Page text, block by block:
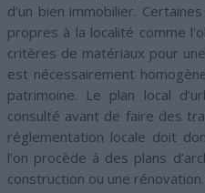
d’un bien immobilier.
propres à la localité comme
critères de matériaux pour
est nécessairement
patrimoine. Le plan local
consulté avant de faire des
réglementation locale doit
l’on procède à des plans
construction ou une